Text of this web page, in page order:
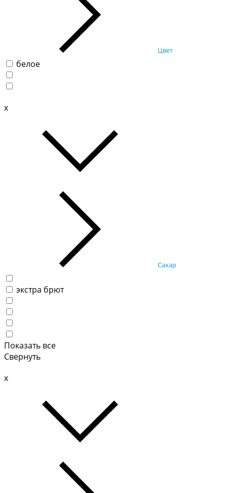
Цвет
белое
x
Сахар
экстра брют
Показать все
Свернуть
x